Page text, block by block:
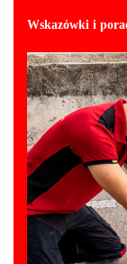
Wskazówki i